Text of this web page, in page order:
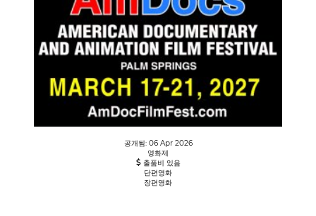
공개됨: 06 Apr 2026
영화제
출품비 있음
단편영화
장편영화